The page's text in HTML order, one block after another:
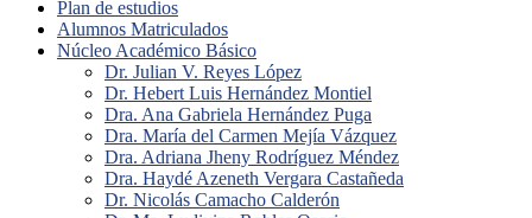
Plan de estudios
Alumnos Matriculados
Núcleo Académico Básico
Dr. Julian V. Reyes López
Dr. Hebert Luis Hernández Montiel
Dra. Ana Gabriela Hernández Puga
Dra. María del Carmen Mejía Vázquez
Dra. Adriana Jheny Rodríguez Méndez
Dra. Haydé Azeneth Vergara Castañeda
Dr. Nicolás Camacho Calderón